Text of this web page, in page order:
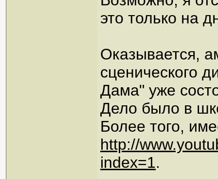
это только на
Оказывается,
сценического
Дама" уже
Дело было в
Более того,
http://
index=1.